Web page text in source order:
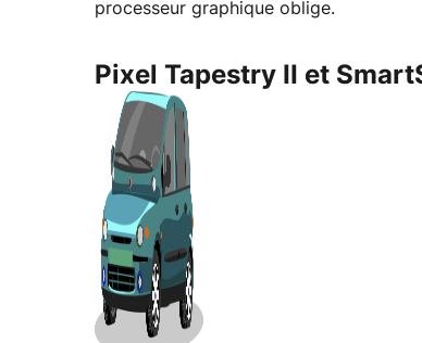
processeur graphique oblige.
Pixel Tapestry II et